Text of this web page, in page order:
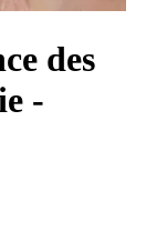
des
-